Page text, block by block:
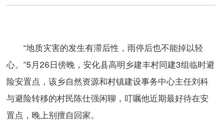
“地质灾害的发生有滞后性，雨停后也不能掉以轻
心。”5月26日傍晚，安化县高明乡建丰村同建3组临时避
险安置点，该乡自然资源和村镇建设事务中心主任刘科
与避险转移的村民陈仕强闲聊，叮嘱他近期最好待在安
置点，晚上别擅自回家。